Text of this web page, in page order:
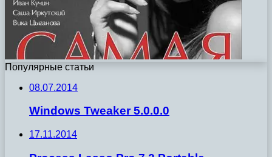
Популярные статьи
08.07.2014
Windows Tweaker 5.0.0.0
17.11.2014